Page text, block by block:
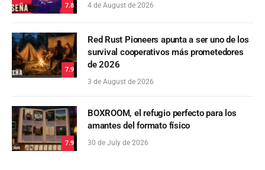
7.8 4 de August de 2026
7.9
Red Rust Pioneers apunta a ser uno de los
survival cooperativos más prometedores
de 2026
3 de August de 2026
7.9
BOXROOM, el refugio perfecto para los
amantes del formato físico
30 de July de 2026